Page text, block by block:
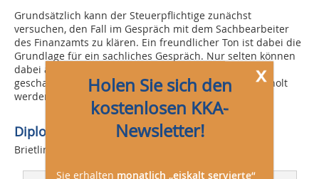
Grundsätzlich kann der Steuerpflichtige zunächst
versuchen, den Fall im Gespräch mit dem Sachbearbeiter
des Finanzamts zu klären. Ein freundlicher Ton ist dabei die
Grundlage für ein sachliches Gespräch. Nur selten können
dabei allerdings alle Unstimmigkeiten aus der Welt
geschafft werden. Deshalb sollte fachlicher Rat eingeholt
werden.
Diplom-Volkswirt Klaus Linke,
Brietlingen
x
Holen Sie sich den
kostenlosen KKA-
Newsletter!
Sie erhalten monatlich „eiskalt servierte“